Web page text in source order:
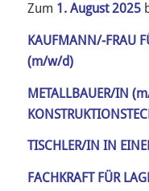
Zum 1. August 2025
KAUFMANN/-FRAU
(m/w/d)
METALLBAUER/IN
TISCHLER/IN IN
FACHKRAFT FÜR